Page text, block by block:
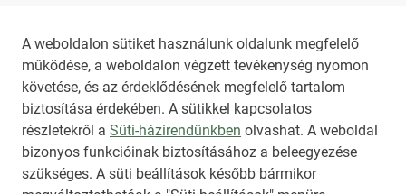
A weboldalon sütiket használunk oldalunk megfelelő
működése, a weboldalon végzett tevékenység nyomon
követése, és az érdeklődésének megfelelő tartalom
biztosítása érdekében. A sütikkel kapcsolatos
részletekről a Süti-házirendünkben olvashat. A weboldal
bizonyos funkcióinak biztosításához a beleegyezése
szükséges. A süti beállítások később bármikor
Az NKT szolgáltatással kapcsolatban további
információt az nkt@dunamsz.hu elektronikus
levelező címen kaphat.
HIRADO.HU MEDIAKLIKK.HU